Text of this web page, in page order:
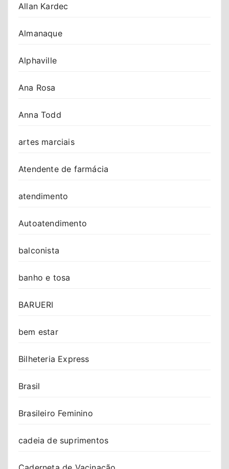
Allan Kardec
Almanaque
Alphaville
Ana Rosa
Anna Todd
artes marciais
Atendente de farmácia
atendimento
Autoatendimento
balconista
banho e tosa
BARUERI
bem estar
Bilheteria Express
Brasil
Brasileiro Feminino
cadeia de suprimentos